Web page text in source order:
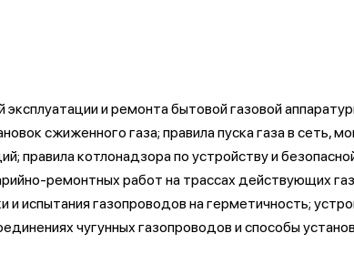
эксплуатации и ремонта бытовой газовой
сжиженного газа; правила пуска газа в сеть,
правила котлонадзора по устройству и
ремонтных работ на трассах действующих
испытания газопроводов на герметичность;
чугунных газопроводов и способы